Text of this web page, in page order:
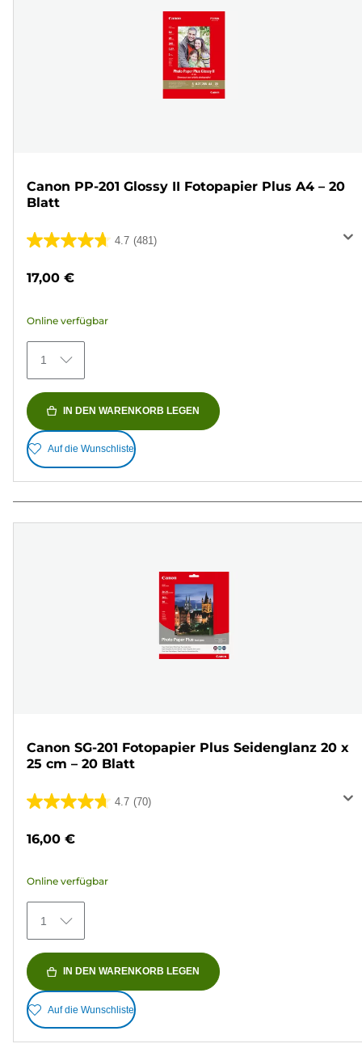
Canon PP-201 Glossy II Fotopapier Plus A4 – 20
Blatt
4.7 (481)
4.7
481
Bewertungen
17,00 €
Online verfügbar
1
IN DEN WARENKORB LEGEN
Auf die Wunschliste
Canon SG-201 Fotopapier Plus Seidenglanz 20 x
25 cm – 20 Blatt
4.7 (70)
4.7
70
Bewertungen
16,00 €
Online verfügbar
1
IN DEN WARENKORB LEGEN
Auf die Wunschliste